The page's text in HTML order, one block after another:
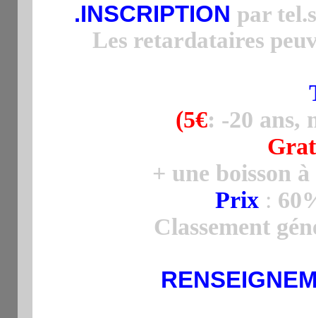
.INSCRIPTION par
Les retardataires
(5€: -20 ans,
+ une boisson
Prix :
Classement